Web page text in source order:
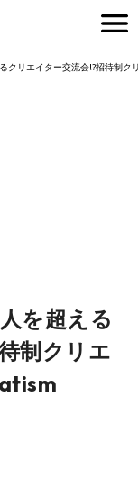
クリエイター交流会!?招待制ク
を超える
制クリエ